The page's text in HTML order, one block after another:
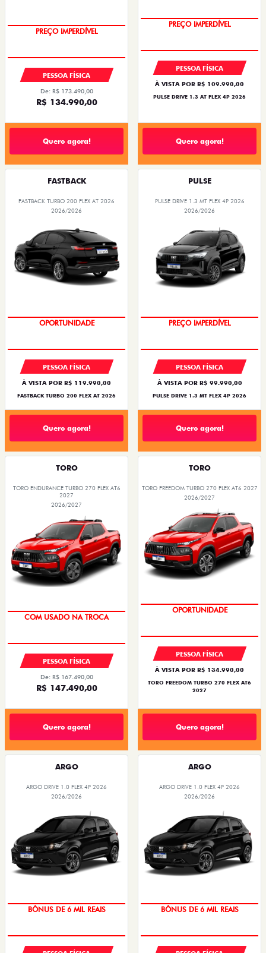
PREÇO IMPERDÍVEL
PESSOA FÍSICA
De: R$ 173.490,00
R$ 134.990,00
Quero agora!
PREÇO IMPERDÍVEL
PESSOA FÍSICA
À VISTA POR R$ 109.990,00
PULSE DRIVE 1.3 AT FLEX 4P 2026
Quero agora!
FASTBACK
FASTBACK TURBO 200 FLEX AT 2026
2026/2026
OPORTUNIDADE
PESSOA FÍSICA
À VISTA POR R$ 119.990,00
FASTBACK TURBO 200 FLEX AT 2026
Quero agora!
PULSE
PULSE DRIVE 1.3 MT FLEX 4P 2026
2026/2026
PREÇO IMPERDÍVEL
PESSOA FÍSICA
À VISTA POR R$ 99.990,00
PULSE DRIVE 1.3 MT FLEX 4P 2026
Quero agora!
TORO
TORO ENDURANCE TURBO 270 FLEX AT6
2027
2026/2027
COM USADO NA TROCA
PESSOA FÍSICA
De: R$ 167.490,00
R$ 147.490,00
Quero agora!
TORO
TORO FREEDOM TURBO 270 FLEX AT6 2027
2026/2027
OPORTUNIDADE
PESSOA FÍSICA
À VISTA POR R$ 134.990,00
TORO FREEDOM TURBO 270 FLEX AT6
2027
Quero agora!
ARGO
ARGO DRIVE 1.0 FLEX 4P 2026
2026/2026
BÔNUS DE 6 MIL REAIS
ARGO
ARGO DRIVE 1.0 FLEX 4P 2026
2026/2026
BÔNUS DE 6 MIL REAIS